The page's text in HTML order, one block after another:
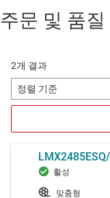
주문 및 품질